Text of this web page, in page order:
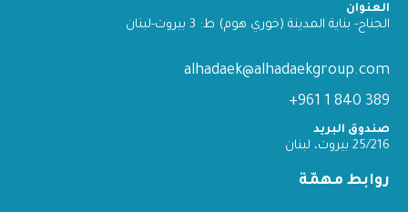
العنوان
الجناح- بناية المدينة (خوري هوم) ط: 3 بيروت-لبنان
alhadaek@alhadaekgroup.com
389 840 1 961+
صندوق البريد
25/216 بيروت، لبنان
روابط مهمّة